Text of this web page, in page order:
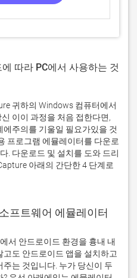
따라 PC에서 사용하는 것
귀하의 Windows 컴퓨터에서
이이 과정을 처음 접한다면,
주의를 기울일 필요가있을 것
프로그램 에뮬레이터를 다운로
. 다운로드 및 설치를 도와 드리
아래의 간단한 4 단계로
프트웨어 에뮬레이터
서 안드로이드 환경을 흉내 내
도 안드로이드 앱을 설치하고
는 것입니다. 누가 당신이 두